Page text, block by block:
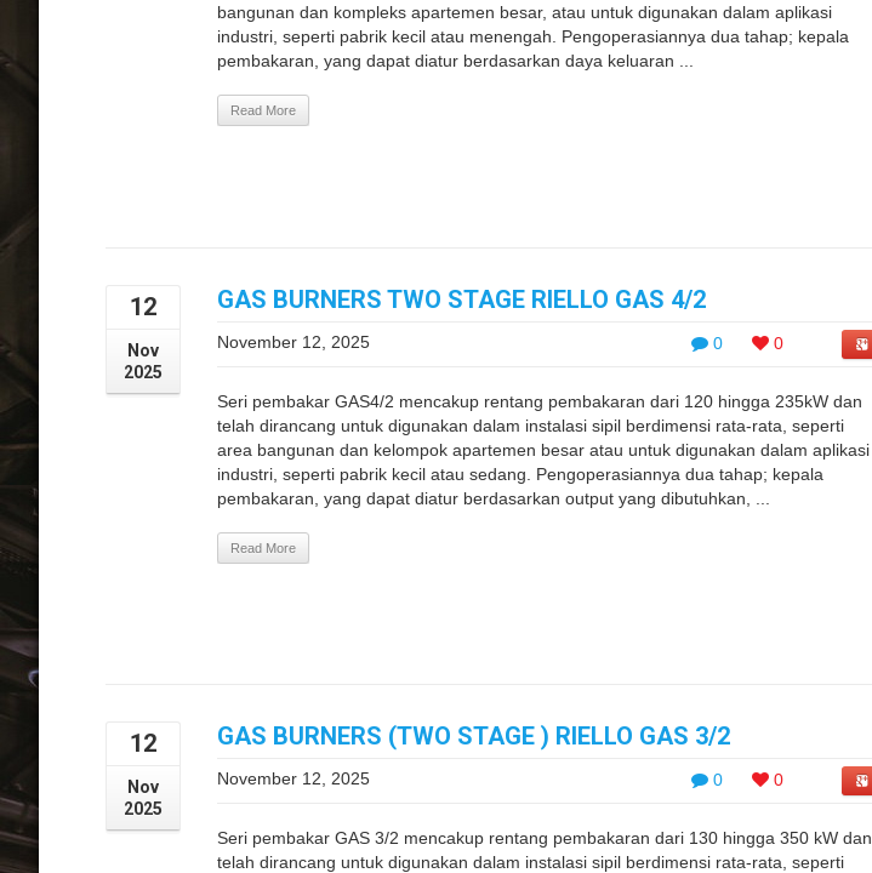
bangunan dan kompleks apartemen besar, atau untuk digunakan dalam aplikasi
industri, seperti pabrik kecil atau menengah. Pengoperasiannya dua tahap; kepala
pembakaran, yang dapat diatur berdasarkan daya keluaran ...
Read More
12
Nov
2025
GAS BURNERS TWO STAGE RIELLO GAS 4/2
0 0
November 12, 2025
Seri pembakar GAS4/2 mencakup rentang pembakaran dari 120 hingga 235kW dan
telah dirancang untuk digunakan dalam instalasi sipil berdimensi rata-rata, seperti
area bangunan dan kelompok apartemen besar atau untuk digunakan dalam aplikasi
industri, seperti pabrik kecil atau sedang. Pengoperasiannya dua tahap; kepala
pembakaran, yang dapat diatur berdasarkan output yang dibutuhkan, ...
Read More
12
Nov
2025
GAS BURNERS (TWO STAGE ) RIELLO GAS 3/2
0 0
November 12, 2025
Seri pembakar GAS 3/2 mencakup rentang pembakaran dari 130 hingga 350 kW dan
telah dirancang untuk digunakan dalam instalasi sipil berdimensi rata-rata, seperti